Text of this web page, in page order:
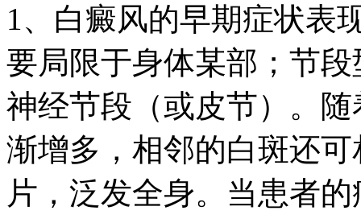
1、白癜风的早期症状表
要局限于身体某部；节
神经节段（或皮节）。
渐增多，相邻的白斑还
片，泛发全身。当患者